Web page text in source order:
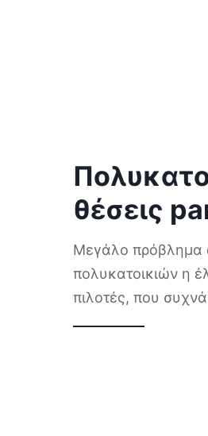
θέσεις
Μεγάλο πρόβλημα
πολυκατοικιών η
πιλοτές, που συχνά